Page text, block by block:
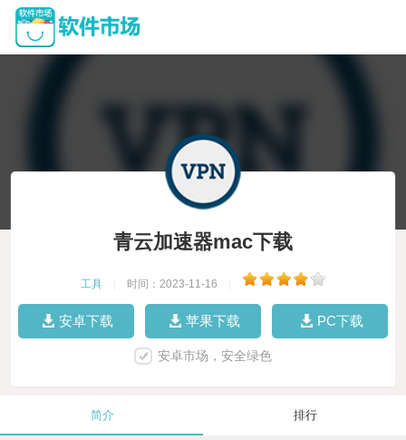
青云加速器mac下载
工具 时间：2023-11-16
安卓下载 苹果下载 PC下载
安卓市场，安全绿色
简介 排行